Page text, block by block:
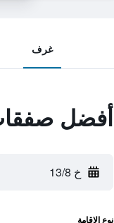
غرف
أفضل
خ 13/8
نوع الإقامة